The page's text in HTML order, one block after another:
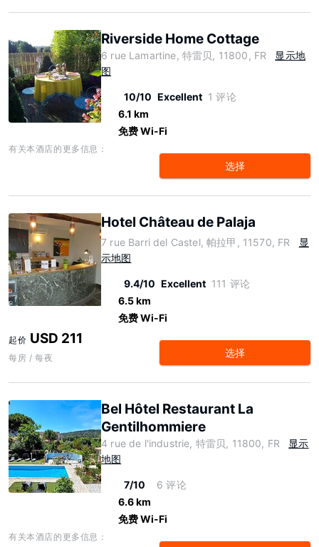
Riverside Home Cottage
6 rue Lamartine, 特雷贝, 11800, FR
显示地
图
10/10 Excellent 1 评论
6.1 km
免费 Wi-Fi
有关本酒店的更多信息：
选择
Hotel Château de Palaja
7 rue Barri del Castel, 帕拉甲, 11570, FR
显
示地图
9.4/10 Excellent 111 评论
6.5 km
免费 Wi-Fi
起价 USD 211
每房 / 每夜 选择
Bel Hôtel Restaurant La
Gentilhommiere
4 rue de l'industrie, 特雷贝, 11800, FR
显示
地图
7/10
6 评论
6.6 km
免费 Wi-Fi
有关本酒店的更多信息：